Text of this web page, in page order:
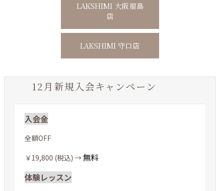
LAKSHIMI 大阪福島
店
LAKSHIMI 守口店
12月新規入会キャンペーン
入会金
全額OFF
￥19,800 (税込) →無料
体験レッスン